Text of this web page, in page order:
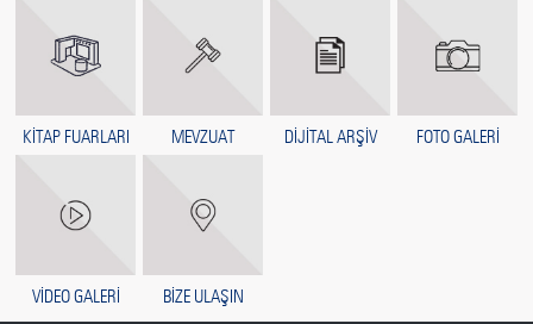
KİTAP FUARLARI MEVZUAT DİJİTAL ARŞİV FOTO GALERİ
VİDEO GALERİ BİZE ULAŞIN